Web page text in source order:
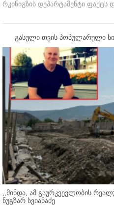
რკინიგზის დეპარტამენტი ფაქტს
გასული თვის პოპულარული
,,მინდა, ამ გაურკვევლობის
ნუგზარ სვიანაძე